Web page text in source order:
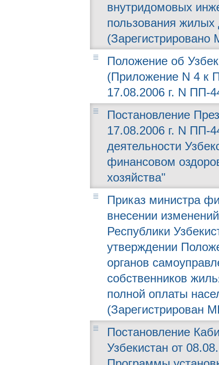
внутридомовых
пользования жилых
Положение об
(Приложение N 4 к
17.08.2006 г. N ПП-
Постановление
17.08.2006 г. N ПП-
деятельности
финансовом
хозяйства"
Приказ министра
внесении
Республики
утверждении
органов
собственников
полной оплаты
(Зарегистрирован
Постановление
Узбекистан от